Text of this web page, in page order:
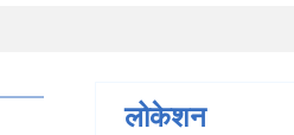
लोकेशन